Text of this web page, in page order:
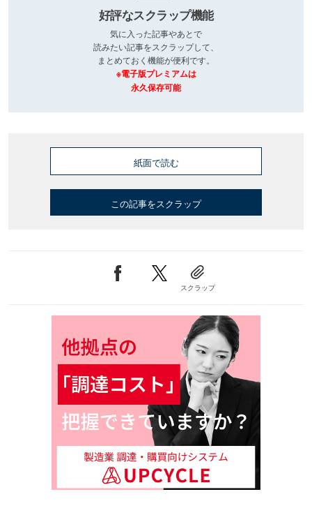
好評なスクラップ機能
気に入った記事やあとで
読みたい記事をスクラップして、
まとめておく機能が便利です。
※電子版プレミアムは
永久保存可能
紙面で読む
この記事をスクラップ
スクラップ